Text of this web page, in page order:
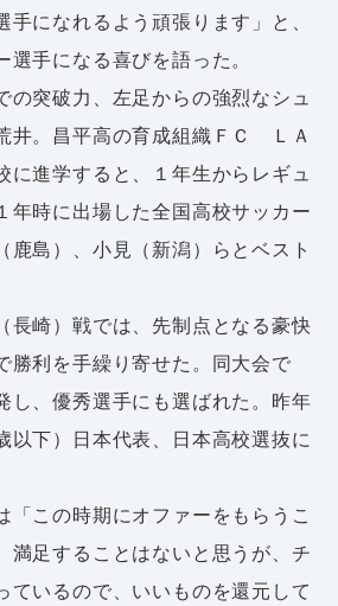
になれるよう頑張ります」と、
手になる喜びを語った。
突破力、左足からの強烈なシュ
井。昌平高の育成組織ＦＣ ＬＡ
に進学すると、１年生からレギュ
年時に出場した全国高校サッカー
鹿島）、小見（新潟）らとベスト
崎）戦では、先制点となる豪快
勝利を手繰り寄せた。同大会で
し、優秀選手にも選ばれた。昨年
下）日本代表、日本高校選抜に
この時期にオファーをもらうこ
満足することはないと思うが、チ
ているので、いいものを還元して